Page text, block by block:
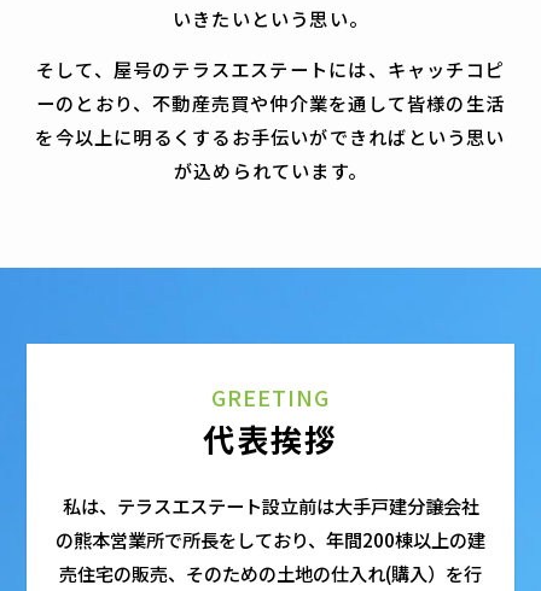
いきたいという思い。
そして、屋号のテラスエステートには、キャッチコピ
ーのとおり、不動産売買や仲介業を通して皆様の生活
を今以上に明るくするお手伝いができれば という思い
が込められています。
GREETING
代表挨拶
私は、テラスエステート設立前は大手戸建分譲会社
の熊本営業所で所長をしており、 年間200棟以上の建
売住宅の販売、そのための土地の仕入れ(購入）を行